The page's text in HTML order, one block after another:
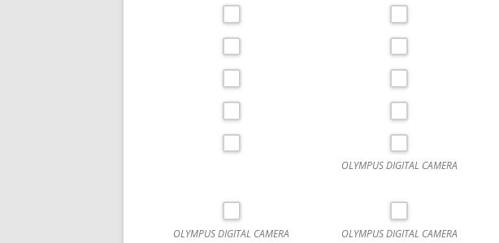
OLYMPUS DIGITAL CAMERA
OLYMPUS DIGITAL CAMERA OLYMPUS DIGITAL CAMERA